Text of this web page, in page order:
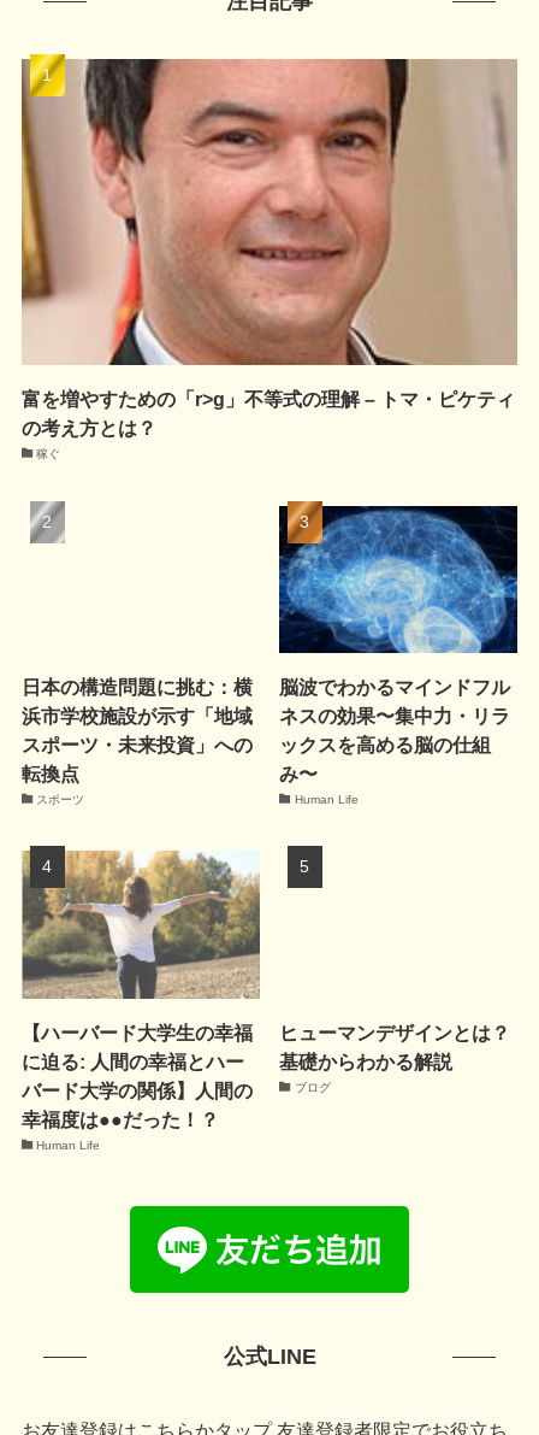
富を増やすための「r>g」不等式の理解 – トマ・ピケティ
の考え方とは？
稼ぐ
日本の構造問題に挑む：横
浜市学校施設が示す「地域
スポーツ・未来投資」への
転換点
スポーツ
脳波でわかるマインドフル
ネスの効果〜集中力・リラ
ックスを高める脳の仕組
み〜
Human Life
【ハーバード大学生の幸福
に迫る: 人間の幸福とハー
バード大学の関係】人間の
幸福度は●●だった！？
Human Life
ヒューマンデザインとは？
基礎からわかる解説
ブログ
公式LINE
お友達登録はこちらかタップ 友達登録者限定でお役立ち